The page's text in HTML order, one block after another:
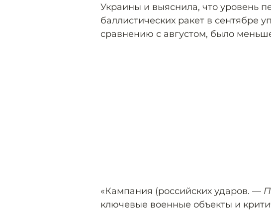
Украины и выяснила, что уровень
баллистических ракет в сентябре
сравнению с августом, было
«Кампания (российских ударов. —
ключевые военные объекты и